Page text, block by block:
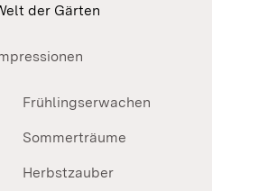
der Gärten
Frühlingserwachen
Sommerträume
Herbstzauber